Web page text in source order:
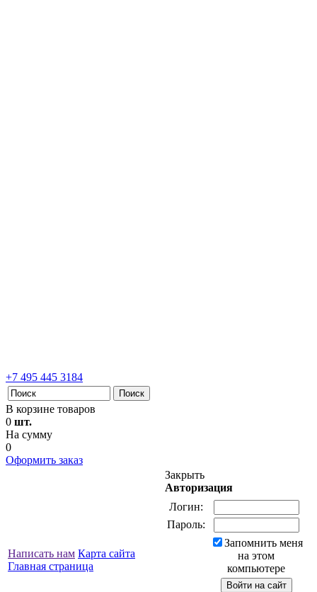
+7 495 445 3184
В корзине товаров
0 шт.
На сумму
0
Оформить заказ
Написать нам Карта сайта
Главная страница
Закрыть
Авторизация
Логин:
Пароль:
Запомнить меня
на этом
компьютере